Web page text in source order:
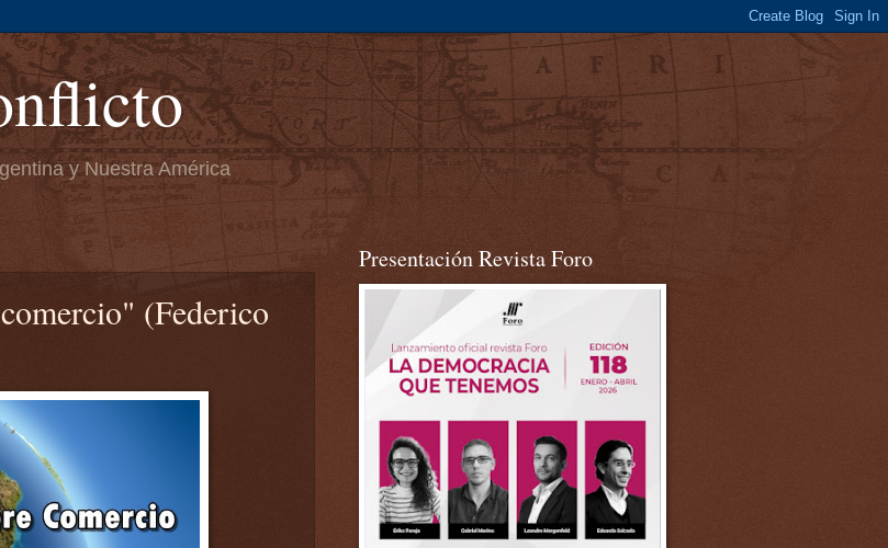
y Nuestra América
(Federico
Presentación Revista Foro